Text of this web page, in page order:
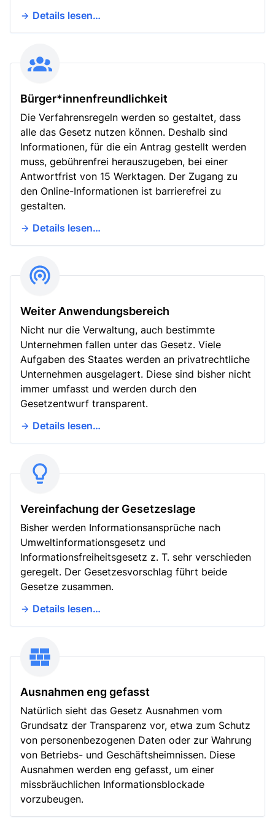
Details lesen…
Bürger*innenfreundlichkeit
Die Verfahrensregeln werden so gestaltet, dass
alle das Gesetz nutzen können. Deshalb sind
Informationen, für die ein Antrag gestellt werden
muss, gebührenfrei herauszugeben, bei einer
Antwortfrist von 15 Werktagen. Der Zugang zu
den Online-Informationen ist barrierefrei zu
gestalten.
Details lesen…
Weiter Anwendungsbereich
Nicht nur die Verwaltung, auch bestimmte
Unternehmen fallen unter das Gesetz. Viele
Aufgaben des Staates werden an privatrechtliche
Unternehmen ausgelagert. Diese sind bisher nicht
immer umfasst und werden durch den
Gesetzentwurf transparent.
Details lesen…
Vereinfachung der Gesetzeslage
Bisher werden Informationsansprüche nach
Umweltinformationsgesetz und
Informationsfreiheitsgesetz z. T. sehr verschieden
geregelt. Der Gesetzesvorschlag führt beide
Gesetze zusammen.
Details lesen…
Ausnahmen eng gefasst
Natürlich sieht das Gesetz Ausnahmen vom
Grundsatz der Transparenz vor, etwa zum Schutz
von personenbezogenen Daten oder zur Wahrung
von Betriebs- und Geschäftsheimnissen. Diese
Ausnahmen werden eng gefasst, um einer
missbräuchlichen Informationsblockade
vorzubeugen.